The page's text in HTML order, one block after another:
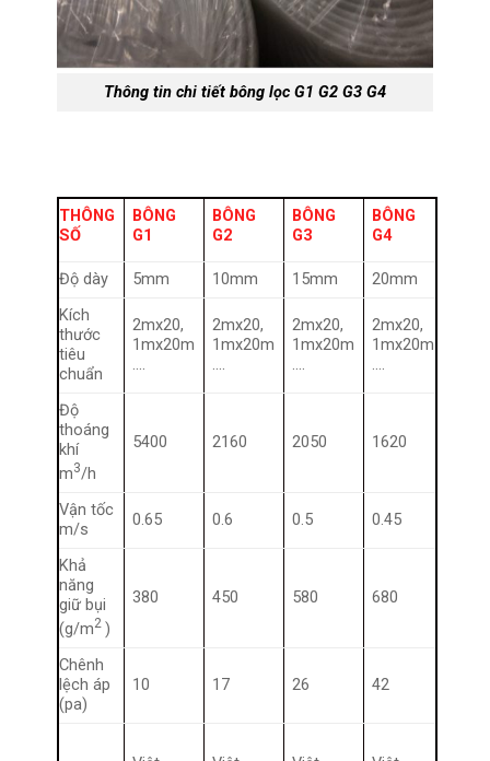
Thông tin chi tiết bông lọc G1 G2 G3 G4
THÔNG
SỐ
BÔNG
G1
BÔNG
G2
BÔNG
G3
BÔNG
G4
Độ dày 5mm 10mm 15mm
20mm
Kích
thước
tiêu
chuẩn
2mx20,
1mx20m
….
2mx20,
1mx20m
….
2mx20,
1mx20m
….
2mx20,
1mx20m
….
Độ
thoáng
khí
m3/h
5400 2160 2050 1620
Vận tốc
m/s
0.65 0.6 0.5 0.45
Khả
năng
giữ bụi
(g/m2)
380 450 580 680
Chênh
lệch áp
(pa)
10 17 26 42